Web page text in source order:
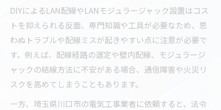
DIYによるLAN配線やLANモジュラージャック設置はコス
トを抑えられる反面、専門知識や工具が必要なため、思
わぬトラブルや配線ミスが起きやすい点に注意が必要で
す。例えば、配線経路の選定や壁内配線、モジュラージ
ャックの結線方法に不安がある場合、通信障害や火災リ
スクを高めてしまうこともあります。
一方、埼玉県川口市の電気工事業者に依頼すると、法令